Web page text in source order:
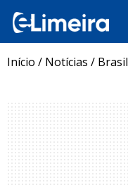
Início / Notícias / Brasil